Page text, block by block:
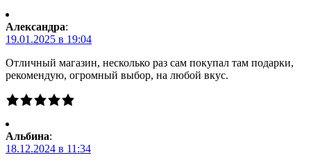
Александра:
19.01.2025 в 19:04
Отличный магазин, несколько раз сам покупал там подарки,
рекомендую, огромный выбор, на любой вкус.
Альбина:
18.12.2024 в 11:34